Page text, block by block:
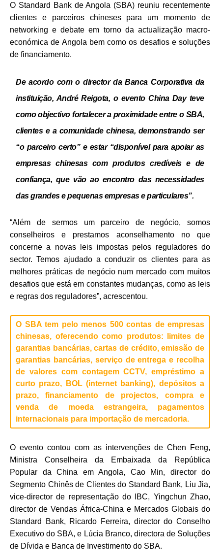
O Standard Bank de Angola (SBA) reuniu recentemente
clientes e parceiros chineses para um momento de
networking e debate em torno da actualização macro-
económica de Angola bem como os desafios e soluções
de financiamento.
De acordo com o director da Banca Corporativa da
instituição, André Reigota, o evento China Day teve
como objectivo fortalecer a proximidade entre o SBA,
clientes e a comunidade chinesa, demonstrando ser
“o parceiro certo” e estar “disponível para apoiar as
empresas chinesas com produtos credíveis e de
confiança, que vão ao encontro das necessidades
das grandes e pequenas empresas e particulares”.
“Além de sermos um parceiro de negócio, somos
conselheiros e prestamos aconselhamento no que
concerne a novas leis impostas pelos reguladores do
sector. Temos ajudado a conduzir os clientes para as
melhores práticas de negócio num mercado com muitos
desafios que está em constantes mudanças, como as leis
e regras dos reguladores”, acrescentou.
O SBA tem pelo menos 500 contas de empresas
chinesas, oferecendo como produtos: limites de
garantias bancárias, cartas de crédito, emissão de
garantias bancárias, serviço de entrega e recolha
de valores com contagem CCTV, empréstimo a
curto prazo, BOL (internet banking), depósitos a
prazo, financiamento de projectos, compra e
venda de moeda estrangeira, pagamentos
internacionais para importação de mercadoria.
O evento contou com as intervenções de Chen Feng,
Ministra Conselheira da Embaixada da República
Popular da China em Angola, Cao Min, director do
Segmento Chinês de Clientes do Standard Bank, Liu Jia,
vice-director de representação do IBC, Yingchun Zhao,
director de Vendas África-China e Mercados Globais do
Standard Bank, Ricardo Ferreira, director do Conselho
Executivo do SBA, e Lúcia Branco, directora de Soluções
de Dívida e Banca de Investimento do SBA.